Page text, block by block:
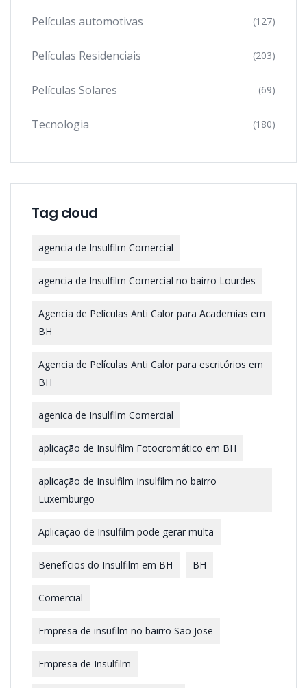
Películas automotivas (127)
Películas Residenciais (203)
Películas Solares (69)
Tecnologia (180)
Tag cloud
agencia de Insulfilm Comercial
agencia de Insulfilm Comercial no bairro Lourdes
Agencia de Películas Anti Calor para Academias em
BH
Agencia de Películas Anti Calor para escritórios em
BH
agenica de Insulfilm Comercial
aplicação de Insulfilm Fotocromático em BH
aplicação de Insulfilm Insulfilm no bairro
Luxemburgo
Aplicação de Insulfilm pode gerar multa
Benefícios do Insulfilm em BH BH
Comercial
Empresa de insufilm no bairro São Jose
Empresa de Insulfilm